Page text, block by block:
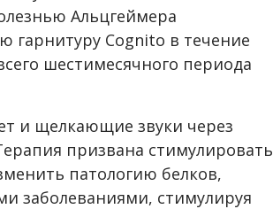
Альцгеймера
гарнитуру Cognito в течение
шестимесячного периода
и щелкающие звуки через
призвана стимулировать
патологию белков,
заболеваниями, стимулируя